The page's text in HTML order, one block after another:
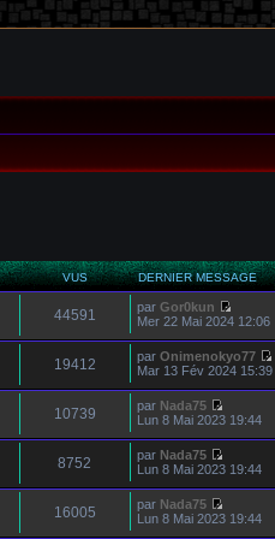
VUS DERNIER MESSAGE
44591 parGor0kun
Mer 22 Mai 2024 12:06
19412 parOnimenokyo77
Mar 13 Fév 2024 15:39
10739 par Nada75
Lun 8 Mai 2023 19:44
8752 par Nada75
Lun 8 Mai 2023 19:44
16005 par Nada75
Lun 8 Mai 2023 19:44